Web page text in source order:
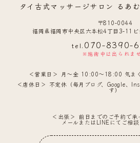
タイ古式マッサージサロン る
〒810-0044
福岡県福岡市中央区六本松4丁目3-11
tel. 070-8390-
※施術中は出られま
営業日
月〜金 10:00〜18:00 気ま
店休日
不定休（毎月ブログ、Google、
す）
出張 前日までのご予約で承
メールまたはLINEにてご相談